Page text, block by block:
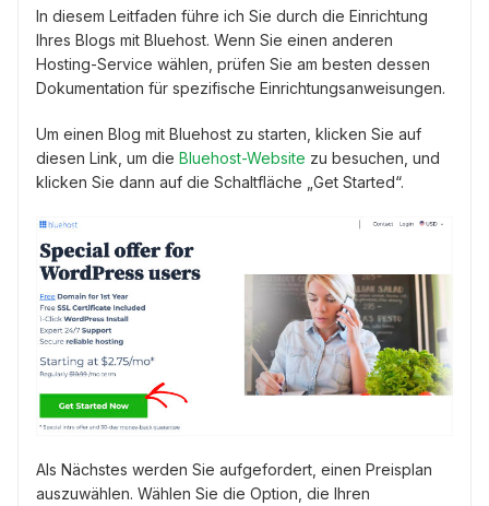
In diesem Leitfaden führe ich Sie durch die Einrichtung
Ihres Blogs mit Bluehost. Wenn Sie einen anderen
Hosting-Service wählen, prüfen Sie am besten dessen
Dokumentation für spezifische Einrichtungsanweisungen.
Um einen Blog mit Bluehost zu starten, klicken Sie auf
diesen Link, um die Bluehost-Website zu besuchen, und
klicken Sie dann auf die Schaltfläche „Get Started“.
Als Nächstes werden Sie aufgefordert, einen Preisplan
auszuwählen. Wählen Sie die Option, die Ihren